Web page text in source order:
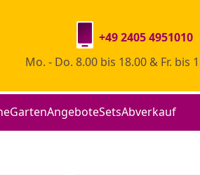
+49 2405 4951010
Mo. - Do. 8.00 bis 18.00 & Fr. bis
GartenAngeboteSetsAbverkauf